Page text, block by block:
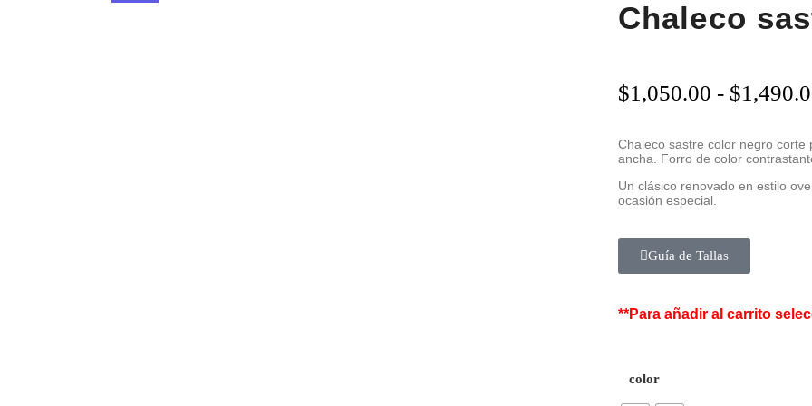
Chaleco
$1,050.00 - $
Chaleco sastre color negro
ancha.
Forro de color
Un clásico renovado en estilo
ocasión especial.
Guía de Tallas
**Para añadir al carrito
color